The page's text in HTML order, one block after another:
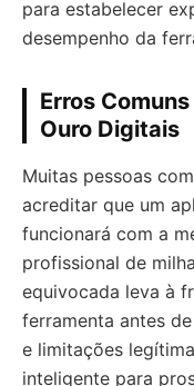
para estabelecer
desempenho da
Erros
Ouro Digitais
Muitas pessoas
acreditar que um
funcionará com a
profissional de
equivocada leva à
ferramenta antes
e limitações
inteligente para